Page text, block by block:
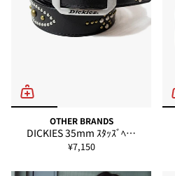
OTHER BRANDS
DICKIES 35mm ｽﾀｯｽﾞﾍ…
¥7,150